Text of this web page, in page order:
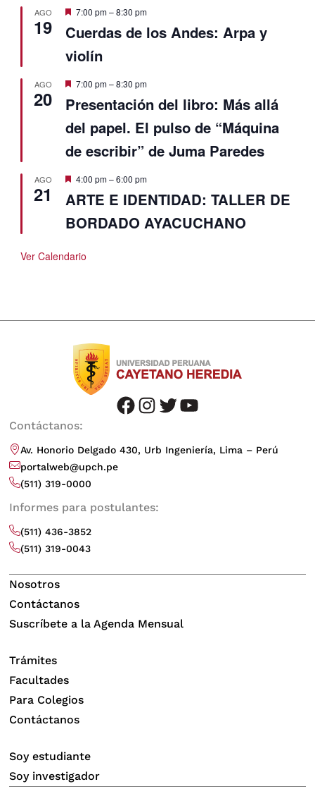
AGO
19
Destacado
7:00 pm–8:30 pm
Cuerdas de los Andes: Arpa y
violín
AGO
20
Destacado
7:00 pm–8:30 pm
Presentación del libro: Más allá
del papel. El pulso de “Máquina
de escribir” de Juma Paredes
AGO
21
Destacado
4:00 pm–6:00 pm
ARTE E IDENTIDAD: TALLER DE
BORDADO AYACUCHANO
Ver Calendario
facebook instagram twitter youtube
Contáctanos:
Av. Honorio Delgado 430, Urb Ingeniería, Lima – Perú
portalweb@upch.pe
(511) 319-0000
Informes para postulantes:
(511) 436-3852
(511) 319-0043
Nosotros
Contáctanos
Suscríbete a la Agenda Mensual
Trámites
Facultades
Para Colegios
Contáctanos
Soy estudiante
Soy investigador